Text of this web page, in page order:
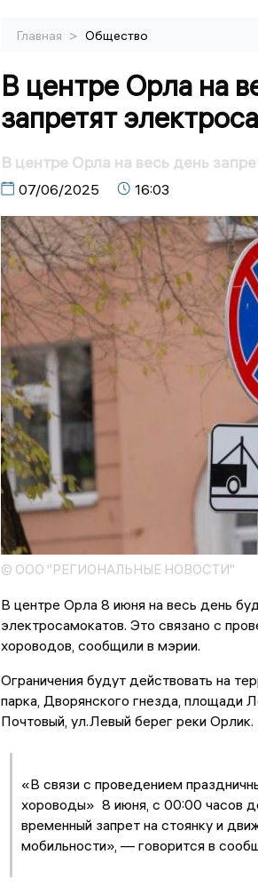
Главная > Общество
В центре Орла на
запретят
В центре Орла на весь день
07/06/2025 16:03
© ООО "РЕГИОНАЛЬНЫЕ НОВОСТИ"
В центре Орла 8 июня на весь день
электросамокатов. Это связано с
хороводов, сообщили в мэрии.
Ограничения будут действовать на
парка, Дворянского гнезда, площади
Почтовый, ул.Левый берег реки Орлик.
«В связи с проведением
хороводы» 8 июня, с 00:00 часов
временный запрет на стоянку и
мобильности», — говорится в